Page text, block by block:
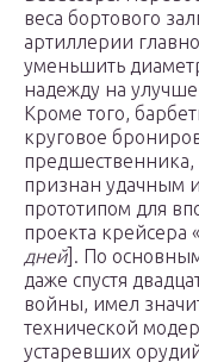
веса бортового
артиллерии
уменьшить
надежду на
Кроме того,
круговое
предшественника,
признан удачным
прототипом для
проекта крейсера
дней]. По
даже спустя
войны, имел
технической
устаревших